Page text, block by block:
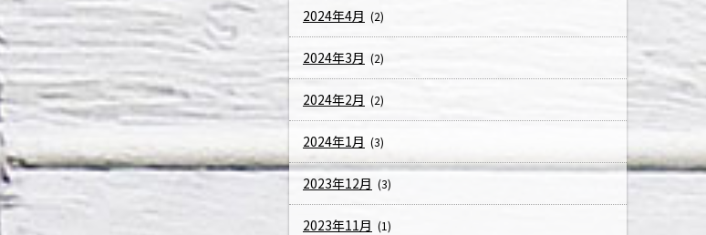
2024年4月 (2)
2024年3月 (2)
2024年2月 (2)
2024年1月 (3)
2023年12月 (3)
2023年11月 (1)